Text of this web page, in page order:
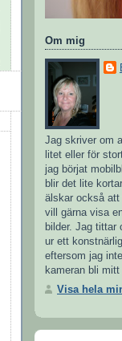
Om mig
Jag skriver om
litet eller för
jag börjat
blir det lite
älskar också att
vill gärna visa
bilder. Jag tittar
ur ett
eftersom jag
kameran bli
Visa hela